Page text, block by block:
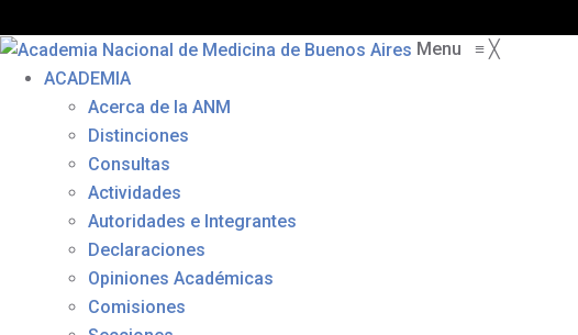
Menu ≡ ╳
ACADEMIA
Acerca de la ANM
Distinciones
Consultas
Actividades
Autoridades e Integrantes
Declaraciones
Opiniones Académicas
Comisiones